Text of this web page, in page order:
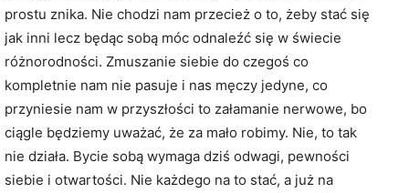
prostu znika. Nie chodzi nam przecież o to, żeby stać się
jak inni lecz będąc sobą móc odnaleźć się w świecie
różnorodności. Zmuszanie siebie do czegoś co
kompletnie nam nie pasuje i nas męczy jedyne, co
przyniesie nam w przyszłości to załamanie nerwowe, bo
ciągle będziemy uważać, że za mało robimy. Nie, to tak
nie działa. Bycie sobą wymaga dziś odwagi, pewności
siebie i otwartości. Nie każdego na to stać, a już na